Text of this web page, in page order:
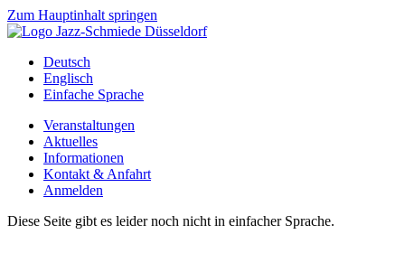
Zum Hauptinhalt springen
Deutsch
Englisch
Einfache Sprache
Veranstaltungen
Aktuelles
Informationen
Kontakt & Anfahrt
Anmelden
Diese Seite gibt es leider noch nicht in einfacher Sprache.